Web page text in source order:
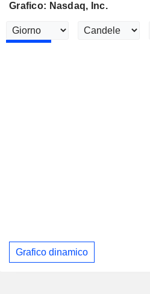
Grafico: Nasdaq, Inc.
Grafico dinamico